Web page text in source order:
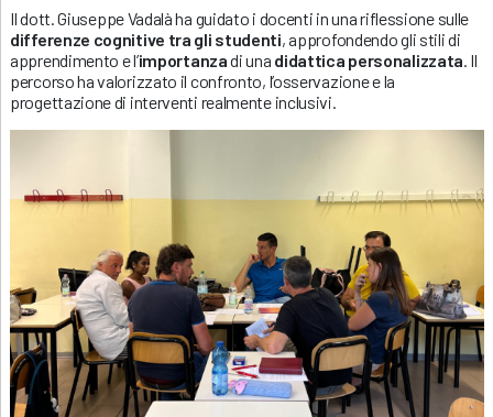
Il dott. Giuseppe Vadalà ha guidato i docenti in una riflessione sulle
differenze cognitive tra gli studenti, approfondendo gli stili di
apprendimento e l’importanzadi una didattica personalizzata. Il
percorso ha valorizzato il confronto, l’osservazione e la
progettazione di interventi realmente inclusivi.